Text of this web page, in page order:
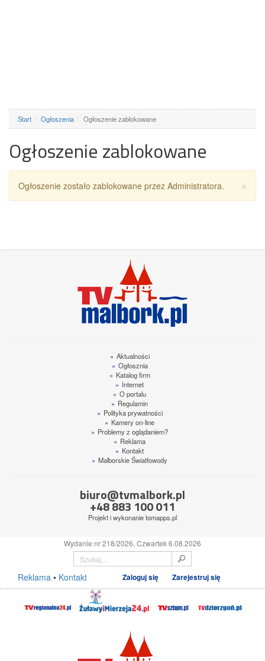
Start Ogłoszenia Ogłoszenie zablokowane
Ogłoszenie zablokowane
×
Ogłoszenie zostało zablokowane przez Administratora.
» Aktualności
» Ogłosznia
» Katalog firm
» Internet
» O portalu
» Regulamin
» Polityka prywatności
» Kamery on-line
» Problemy z oglądaniem?
» Reklama
» Kontakt
» Malborskie Światłowody
biuro@tvmalbork.pl
+48 883 100 011
Projekt i wykonanietomapps.pl
Wydanie nr 218/2026, Czwartek 6.08.2026
Reklama • Kontakt Zaloguj się Zarejestruj się